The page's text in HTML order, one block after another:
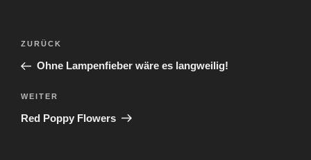
Beitragsnavigation
Vorheriger
Beitrag
ZURÜCK
Ohne Lampenfieber wäre es langweilig!
Nächster
Beitrag
WEITER
Red Poppy Flowers